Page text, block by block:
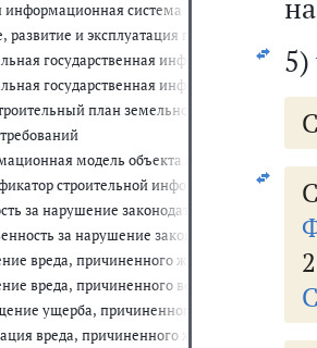
информационная система
развитие и эксплуатация
государственная информационная
государственная информационная
план земельного участка
модель объекта капитального
строительной информации
за нарушение законодательства о
за нарушение законодательства о
вреда, причиненного жизни или
вреда, причиненного вследствие
ущерба, причиненного вследствие
вреда, причиненного жизни, здоровью
5)